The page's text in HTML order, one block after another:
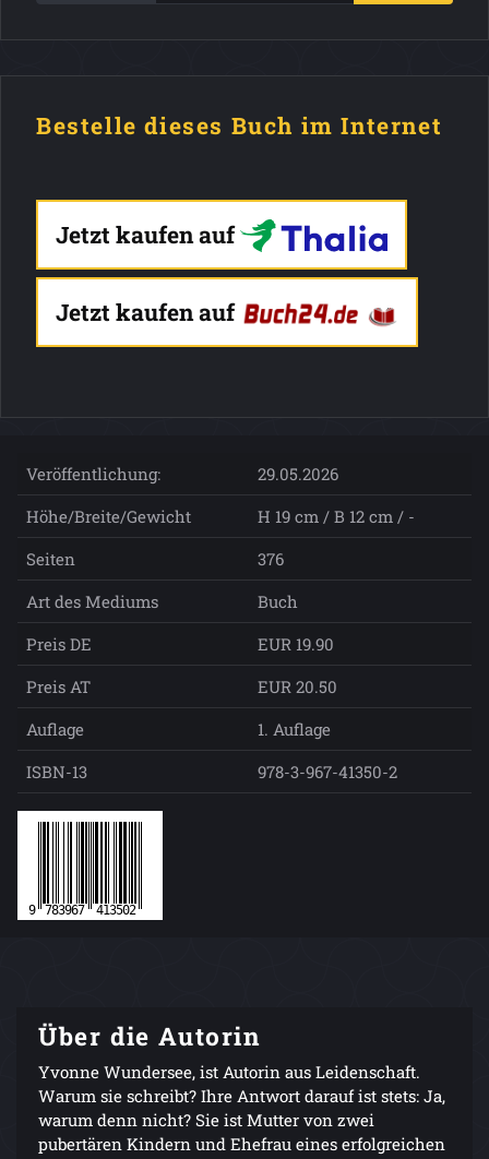
Bestelle dieses Buch im Internet
Jetzt kaufen auf
Jetzt kaufen auf
Veröffentlichung:
29.05.2026
Höhe/Breite/Gewicht
H 19 cm / B 12 cm / -
Seiten
376
Art des Mediums
Buch
Preis DE
EUR 19.90
Preis AT
EUR 20.50
Auflage
1. Auflage
ISBN-13
978-3-967-41350-2
Über die Autorin
Yvonne Wundersee, ist Autorin aus Leidenschaft.
Warum sie schreibt? Ihre Antwort darauf ist stets: Ja,
warum denn nicht? Sie ist Mutter von zwei
pubertären Kindern und Ehefrau eines erfolgreichen